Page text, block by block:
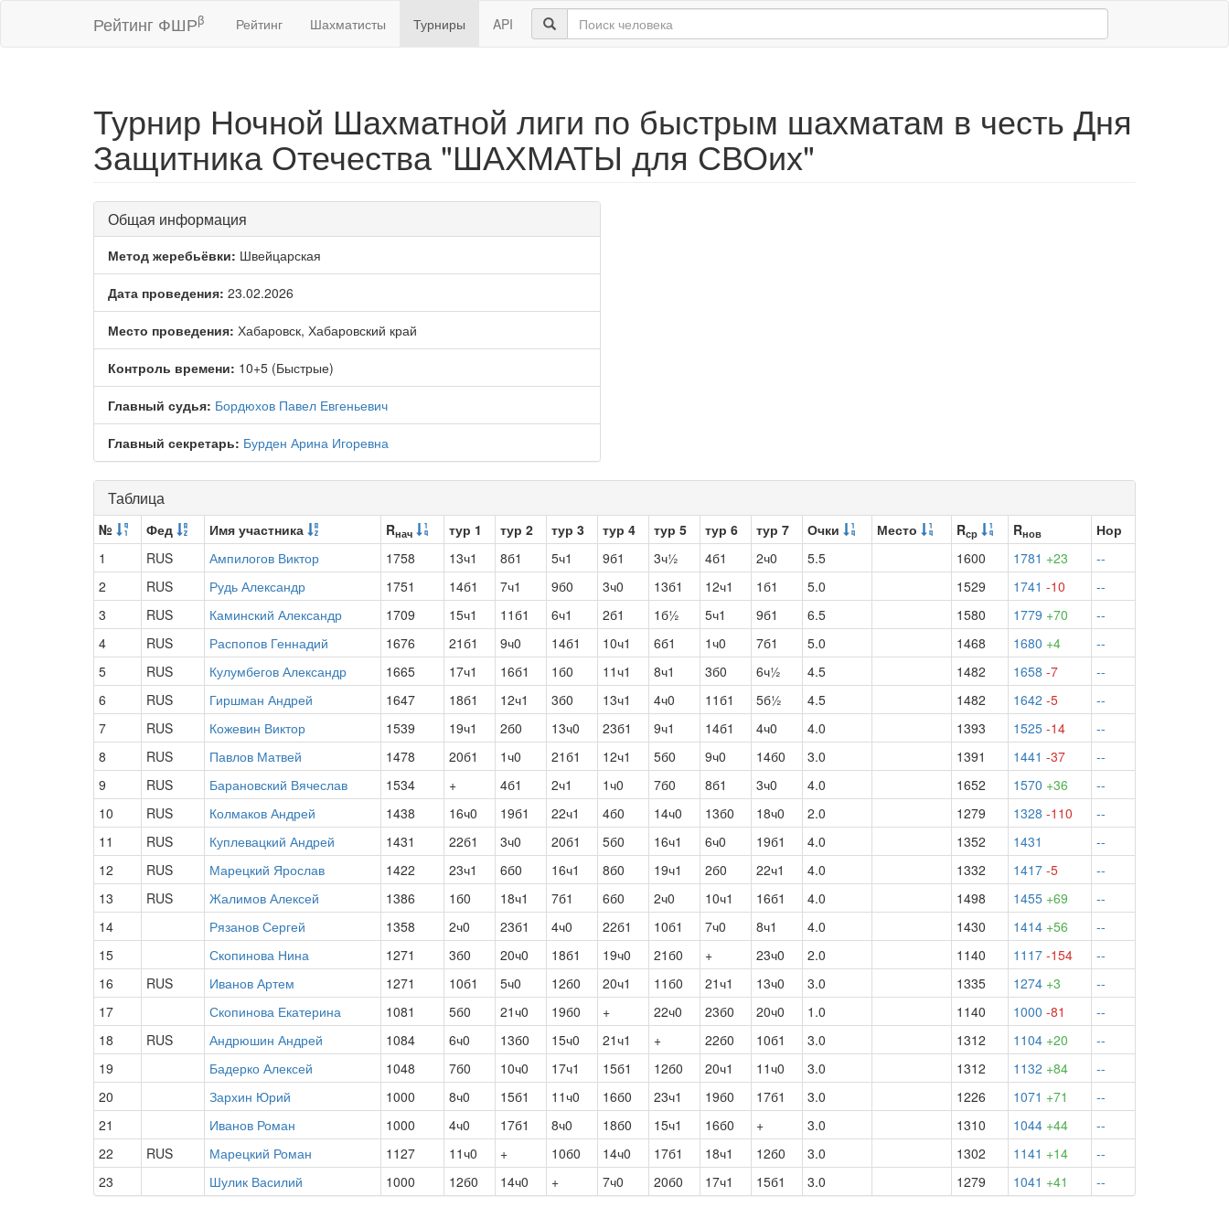
Рейтинг ФШРβ Рейтинг Шахматисты Турниры API
Турнир Ночной Шахматной лиги по быстрым шахматам в честь Дня
Защитника Отечества "ШАХМАТЫ для СВОих"
Общая информация
Метод жеребьёвки: Швейцарская
Дата проведения: 23.02.2026
Место проведения: Хабаровск, Хабаровский край
Контроль времени: 10+5 (Быстрые)
Главный судья: Бордюхов Павел Евгеньевич
Главный секретарь: Бурден Арина Игоревна
Таблица
№ Фед Имя участника Rнач тур 1 тур 2 тур 3 тур 4 тур 5 тур 6 тур 7 Очки Место Rср Rнов
Нор
1
RUS Ампилогов Виктор 1758 13ч1 8б1 5ч1 9б1 3ч½ 4б1 2ч0 5.5 1600 1781 +23
--
2
RUS Рудь Александр 1751 14б1 7ч1 9б0 3ч0 13б1 12ч1 1б1 5.0 1529 1741 -10
--
3
RUS Каминский Александр 1709 15ч1 11б1 6ч1 2б1 1б½ 5ч1 9б1 6.5 1580 1779 +70
--
4
RUS Распопов Геннадий 1676 21б1 9ч0 14б1 10ч1 6б1 1ч0 7б1 5.0 1468 1680 +4
--
5
RUS Кулумбегов Александр 1665 17ч1 16б1 1б0 11ч1 8ч1 3б0 6ч½ 4.5 1482 1658 -7
--
6
RUS Гиршман Андрей 1647 18б1 12ч1 3б0 13ч1 4ч0 11б1 5б½ 4.5 1482 1642 -5
--
7
RUS Кожевин Виктор 1539 19ч1 2б0 13ч0 23б1 9ч1 14б1 4ч0 4.0 1393 1525 -14
--
8
RUS Павлов Матвей 1478 20б1 1ч0 21б1 12ч1 5б0 9ч0 14б0 3.0 1391 1441 -37
--
9
RUS Барановский Вячеслав 1534 + 4б1 2ч1 1ч0 7б0 8б1 3ч0 4.0 1652 1570 +36
--
10
RUS Колмаков Андрей 1438 16ч0 19б1 22ч1 4б0 14ч0 13б0 18ч0 2.0 1279 1328 -110
--
11
RUS Куплевацкий Андрей 1431 22б1 3ч0 20б1 5б0 16ч1 6ч0 19б1 4.0 1352 1431
--
12
RUS Марецкий Ярослав 1422 23ч1 6б0 16ч1 8б0 19ч1 2б0 22ч1 4.0 1332 1417 -5
--
13
RUS Жалимов Алексей 1386 1б0 18ч1 7б1 6б0 2ч0 10ч1 16б1 4.0 1498 1455 +69
--
14
Рязанов Сергей 1358 2ч0 23б1 4ч0 22б1 10б1 7ч0 8ч1 4.0 1430 1414 +56
--
15
Скопинова Нина 1271 3б0 20ч0 18б1 19ч0 21б0 + 23ч0 2.0 1140 1117 -154
--
16
RUS Иванов Артем 1271 10б1 5ч0 12б0 20ч1 11б0 21ч1 13ч0 3.0 1335 1274 +3
--
17
Скопинова Екатерина 1081 5б0 21ч0 19б0 + 22ч0 23б0 20ч0 1.0 1140 1000 -81
--
18
RUS Андрюшин Андрей 1084 6ч0 13б0 15ч0 21ч1 + 22б0 10б1 3.0 1312 1104 +20
--
19
Бадерко Алексей 1048 7б0 10ч0 17ч1 15б1 12б0 20ч1 11ч0 3.0 1312 1132 +84
--
20
Зархин Юрий 1000 8ч0 15б1 11ч0 16б0 23ч1 19б0 17б1 3.0 1226 1071 +71
--
21
Иванов Роман 1000 4ч0 17б1 8ч0 18б0 15ч1 16б0 + 3.0 1310 1044 +44
--
22
RUS Марецкий Роман 1127 11ч0 + 10б0 14ч0 17б1 18ч1 12б0 3.0 1302 1141 +14
--
23
Шулик Василий 1000 12б0 14ч0 + 7ч0 20б0 17ч1 15б1 3.0 1279 1041 +41 --